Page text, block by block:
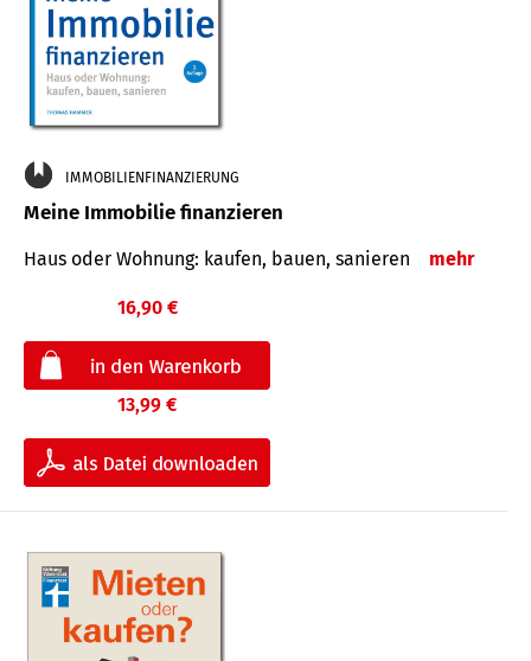
IMMOBILIENFINANZIERUNG
Meine Immobilie finanzieren
Haus oder Wohnung: kaufen, bauen, sanieren mehr
16,90 €
13,99 €